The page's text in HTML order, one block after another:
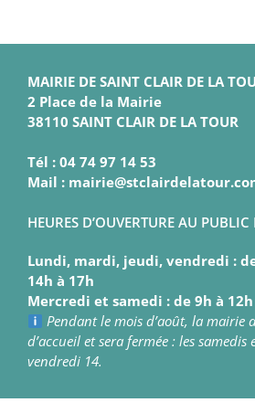
MAIRIE DE SAINT CLAIR DE LA
2 Place de la Mairie
38110 SAINT CLAIR DE LA TOUR
Tél : 04 74 97 14 53
Mail :
HEURES D’OUVERTURE AU
Lundi, mardi, jeudi, vendredi :
14h à 17h
Mercredi et samedi : de 9h à 12h
Pendant le mois d’août, la mairie
d’accueil et sera fermée : les
vendredi 14.